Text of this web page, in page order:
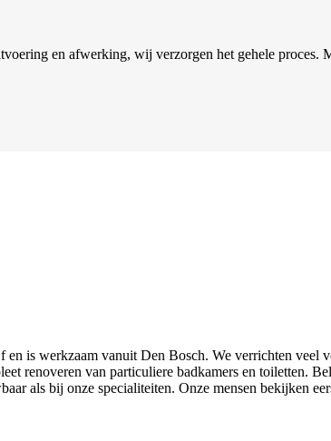
en afwerking, wij verzorgen het gehele proces.
is werkzaam vanuit Den Bosch. We verrichten veel
renoveren van particuliere badkamers en toiletten.
als bij onze specialiteiten. Onze mensen bekijken